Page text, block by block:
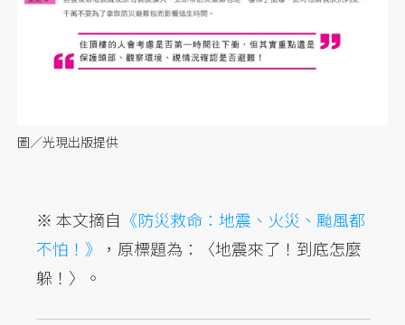
圖／光現出版提供
※ 本文摘自 《防災救命：地震、火災、颱風都
不怕！》
，原標題為：〈地震來了！到底怎麼
躲！〉。